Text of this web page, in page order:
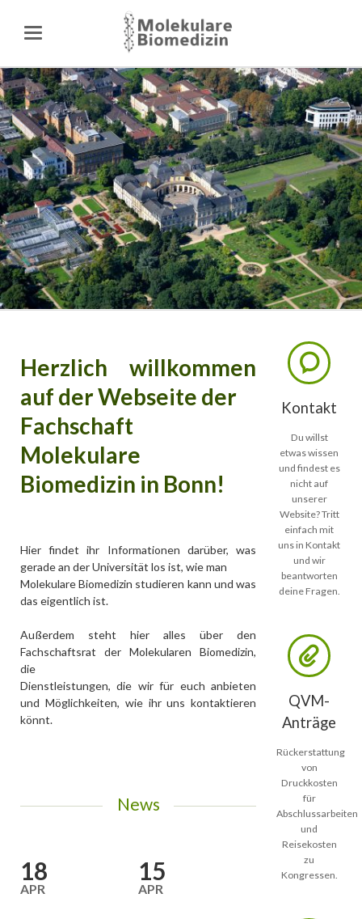
Herzlich willkommen
auf der Webseite der
Fachschaft
Molekulare
Biomedizin in Bonn!
Hier findet ihr Informationen darüber, was
gerade an der Universität los ist, wie man
Molekulare Biomedizin studieren kann und was
das eigentlich ist.
Außerdem steht hier alles über den
Fachschaftsrat der Molekularen Biomedizin,
die
Dienstleistungen, die wir für euch anbieten
und Möglichkeiten, wie ihr uns kontaktieren
könnt.
News
18
APR
15
APR
13
Kontakt
Du willst
etwas wissen
und findest es
nicht auf
unserer
Website? Tritt
einfach mit
uns in Kontakt
und wir
beantworten
deine Fragen.
QVM-
Anträge
Rückerstattung
von
Druckkosten
für
Abschlussarbeiten
und
Reisekosten
zu
Kongressen.